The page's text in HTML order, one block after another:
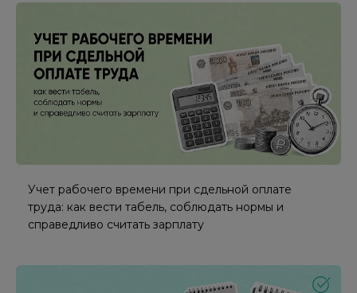
Учет рабочего времени при сдельной оплате
труда: как вести табель, соблюдать нормы и
справедливо считать зарплату